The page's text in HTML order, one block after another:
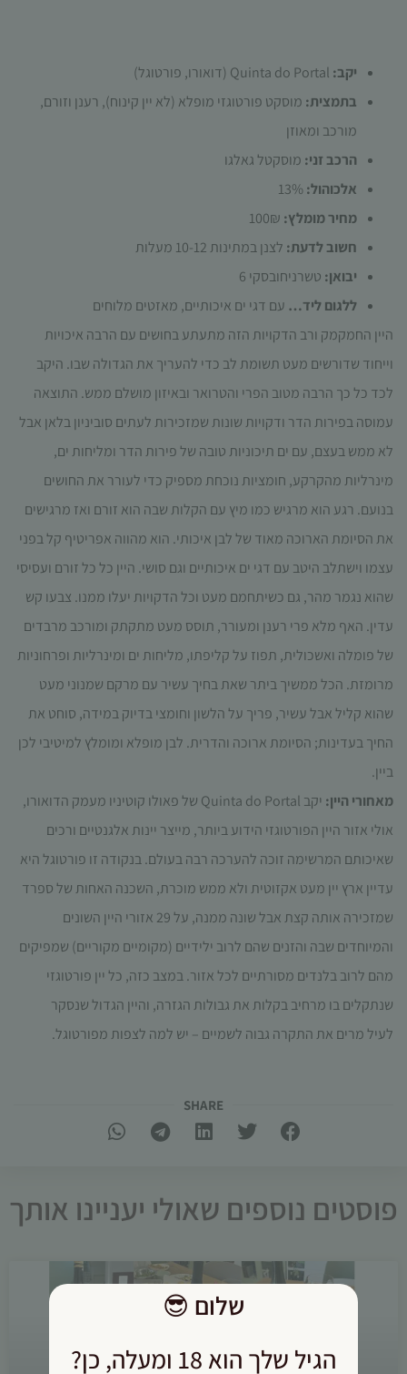
יקב:
בתמצית: מוסקט פורטוגזי מופלא (לא יין קינוח), רענן וזורם,
מורכב ומאוזן
הרכב זני: מוסקטל גאלגו
אלכוהול:
מחיר מומלץ:
חשוב לדעת: לצנן במתינות 10-12 מעלות
יבואן: טשרניחובסקי 6
ללגום ליד… עם דגי ים איכותיים, מאזטים מלוחים
היין החמקמק ורב הדקויות הזה מתעתע בחושים עם הרבה איכויות
וייחוד שדורשים מעט תשומת לב כדי להעריך את הגדולה שבו. היקב
לכד כל כך הרבה מטוב הפרי והטרואר ובאיזון מושלם ממש. התוצאה
עמוסה בפירות הדר ודקויות שונות שמזכירות לעתים סוביניון בלאן אבל
לא ממש בעצם, עם ים תיכוניות טובה של פירות הדר ומליחות ים,
מינרליות מהקרקע, חומציות נוכחת מספיק כדי לעורר את החושים
בנועם. רגע הוא מרגיש כמו מיץ עם הקלות שבה הוא זורם ואז מרגישים
את הסיומת הארוכה מאוד של לבן איכותי. הוא מהווה אפריטיף קל בפני
עצמו וישתלב היטב עם דגי ים איכותיים וגם סושי. היין כל כל זורם ועסיסי
שהוא נגמר מהר, גם כשיתחמם מעט וכל הדקויות יעלו ממנו. צבעו קש
עדין. האף מלא פרי רענן ומעורר, תוסס מעט מתקתק ומורכב מרבדים
של פומלה ואשכולית, תפוז על קליפתו, מליחות ים ומינרליות ופרחוניות
מרומזת. הכל ממשיך ביתר שאת בחיך עשיר עם מרקם שמנוני מעט
שהוא קליל אבל עשיר, פריך על הלשון וחומצי בדיוק במידה, סוחט את
החיך בעדינות; הסיומת ארוכה והדרית. לבן מופלא ומומלץ למיטיבי לכן
ביין.
מאחורי היין:
יקב Quinta do Portal של פאולו קוטיניו מעמק הדואורו,
אולי אזור היין הפורטוגזי הידוע ביותר, מייצר יינות אלגנטיים ורכים
שאיכותם המרשימה זוכה להערכה רבה בעולם. בנקודה זו פורטוגל היא
עדיין ארץ יין מעט אקזוטית ולא ממש מוכרת, השכנה האחות של ספרד
שמזכירה אותה קצת אבל שונה ממנה, על 29 אזורי היין השונים
והמיוחדים שבה והזנים שהם לרוב ילידיים (מקומיים מקוריים) שמפיקים
מהם לרוב בלנדים מסורתיים לכל אזור. במצב כזה, כל יין פורטוגזי
שנתקלים בו מרחיב בקלות את גבולות הגזרה, והיין הגדול שנסקר
לעיל מרים את התקרה גבוה לשמיים – יש למה לצפות מפורטוגל.
SHARE​
פוסטים נוספים שאולי יעניינו אותך
סטטיסטיקות
חוויית
כדי שהאתר
שלנו יעבוד
בצורה
מיטבית
במהלך
תסרב/י
לקובצי
Cookie
אלו, חלק
באתר
עשויות
שיווקי
שיתוף
תחומי
וההתנהגות
באתר,
תגדל
לראות
תוכן
והצעות
מותאמות
אישית.
שלום 😎
הגיל שלך הוא 18 ומעלה, כן?